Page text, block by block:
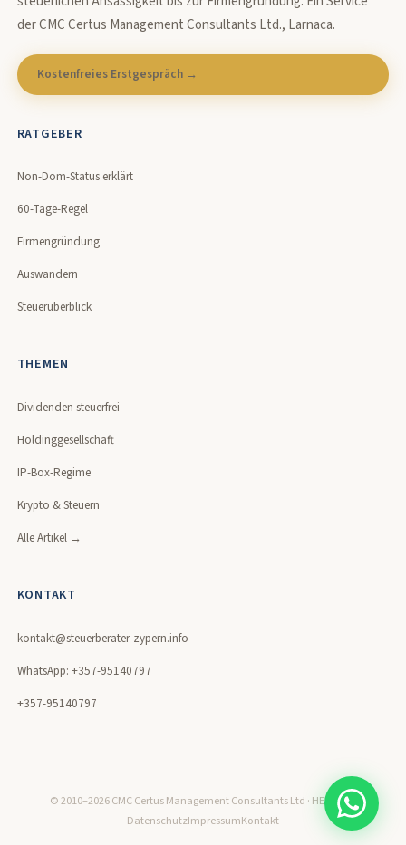
der CMC Certus Management Consultants Ltd., Larnaca.
Kostenfreies Erstgespräch →
RATGEBER
Non-Dom-Status erklärt
60-Tage-Regel
Firmengründung
Auswandern
Steuerüberblick
THEMEN
Dividenden steuerfrei
Holdinggesellschaft
IP-Box-Regime
Krypto & Steuern
Alle Artikel →
KONTAKT
kontakt@steuerberater-zypern.info
WhatsApp: +357-95140797
+357-95140797
© 2010–2026 CMC Certus Management Consultants Ltd · HE320171
DatenschutzImpressumKontakt